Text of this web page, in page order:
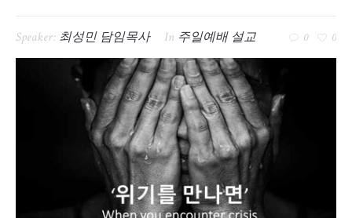
Speaker: 최성민 담임목사 In 주일예배 설교 0 0